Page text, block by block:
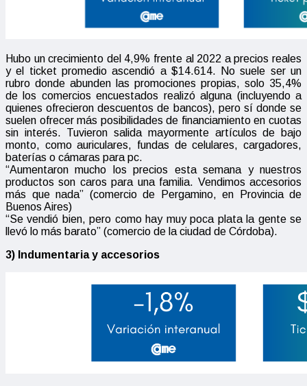
Hubo un crecimiento del 4,9% frente al 2022 a precios reales
y el ticket promedio ascendió a $14.614. No suele ser un
rubro donde abunden las promociones propias, solo 35,4%
de los comercios encuestados realizó alguna (incluyendo a
quienes ofrecieron descuentos de bancos), pero sí donde se
suelen ofrecer más posibilidades de financiamiento en cuotas
sin interés. Tuvieron salida mayormente artículos de bajo
monto, como auriculares, fundas de celulares, cargadores,
baterías o cámaras para pc.
“Aumentaron mucho los precios esta semana y nuestros
productos son caros para una familia. Vendimos accesorios
más que nada” (comercio de Pergamino, en Provincia de
Buenos Aires)
“Se vendió bien, pero como hay muy poca plata la gente se
llevó lo más barato” (comercio de la ciudad de Córdoba).
3) Indumentaria y accesorios